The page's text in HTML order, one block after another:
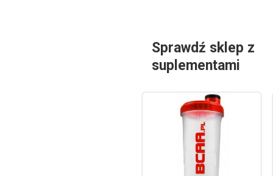
Sprawdź sklep z
suplementami